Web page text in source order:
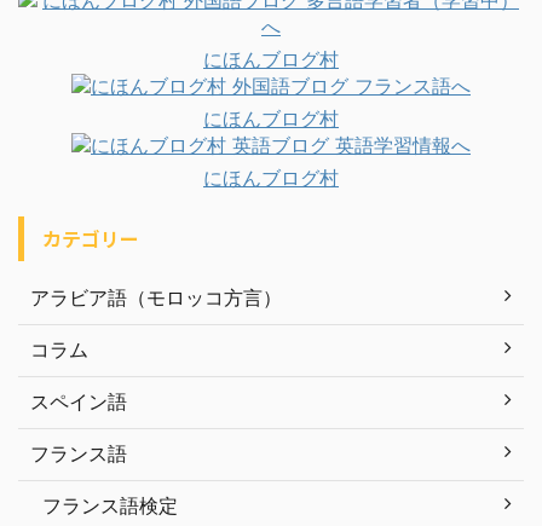
にほんブログ村
にほんブログ村
にほんブログ村
カテゴリー
アラビア語（モロッコ方言）
コラム
スペイン語
フランス語
フランス語検定